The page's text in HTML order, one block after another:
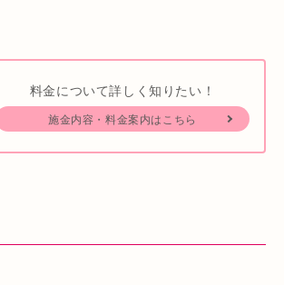
料金について詳しく知りたい！
施金内容・料金案内はこちら